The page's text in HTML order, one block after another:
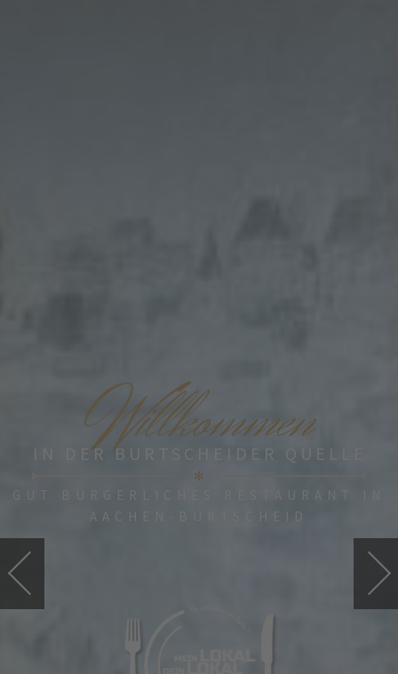
W
illkommen
IN DER BURTSCHEIDER QUELLE
✻
GUT BÜRGERLICHES RESTAURANT IN
AACHEN-BURTSCHEID